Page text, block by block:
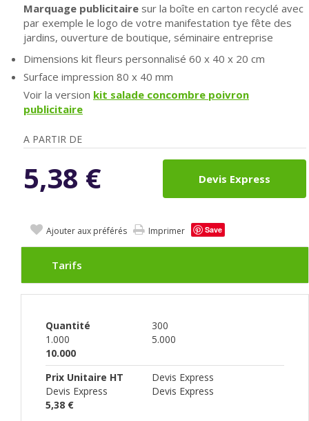
Marquage publicitaire sur la boîte en carton recyclé avec
par exemple le logo de votre manifestation tye fête des
jardins, ouverture de boutique, séminaire entreprise
Dimensions kit fleurs personnalisé 60 x 40 x 20 cm
Surface impression 80 x 40 mm
Voir la version kit salade concombre poivron
publicitaire
A PARTIR DE
5,38 € Devis Express
Ajouter aux préférés Imprimer Save
Tarifs
Quantité
300
1.000
5.000
10.000
Prix Unitaire HT
Devis Express
Devis Express
Devis Express
5,38 €